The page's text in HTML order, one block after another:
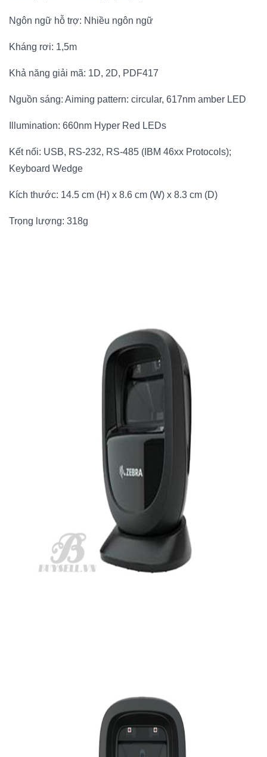
Ngôn ngữ hỗ trợ: Nhiều ngôn ngữ
Kháng rơi: 1,5m
Khả năng giải mã: 1D, 2D, PDF417
Nguồn sáng: Aiming pattern: circular, 617nm amber LED
Illumination: 660nm Hyper Red LEDs
Kết nối: USB, RS-232, RS-485 (IBM 46xx Protocols);
Keyboard Wedge
Kích thước: 14.5 cm (H) x 8.6 cm (W) x 8.3 cm (D)
Trọng lượng: 318g